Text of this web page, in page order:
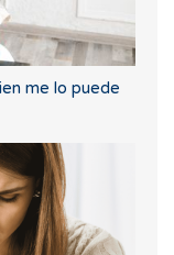
me lo puede